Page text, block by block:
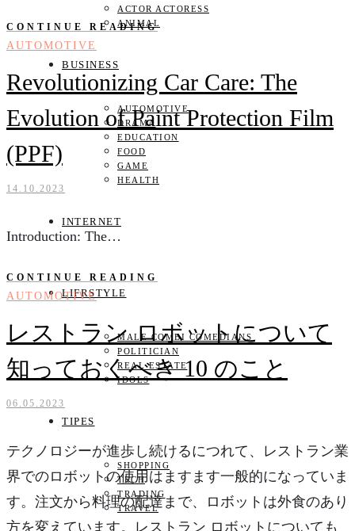
ACTOR ACTORESS
ANIMAL
BUSINESS
AUTOMOTIVE
DRAMA
EDUCATION
FOOD
GAME
HEALTH
INTERNET
LIFRSTYLE
MALE COMBI COMEDIANS
POLITICIAN
REAL ESTATE
IDOLS
TIPES
SHOPPING
TECH
TRADING
TRAVEL
CONTINUE READING
AUTOMOTIVE
Revolutionizing Car Care: The
Evolution of Paint Protection Film
(PPF)
14.10.2023
Introduction: The…
CONTINUE READING
AUTOMOTIVE
レストラン ロボットについて
知っておくべき 10 のこと
06.05.2023
テクノロジーが進歩し続けるにつれて、レストラン業
界でのロボットの使用はますます一般的になっていま
す。注文から料理の配達まで、ロボットは外食のあり
方を変えています。レストラン ロボットについても